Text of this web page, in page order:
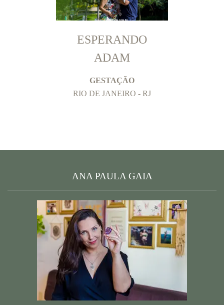
ESPERANDO
ADAM
GESTAÇÃO
RIO DE JANEIRO - RJ
ANA PAULA GAIA